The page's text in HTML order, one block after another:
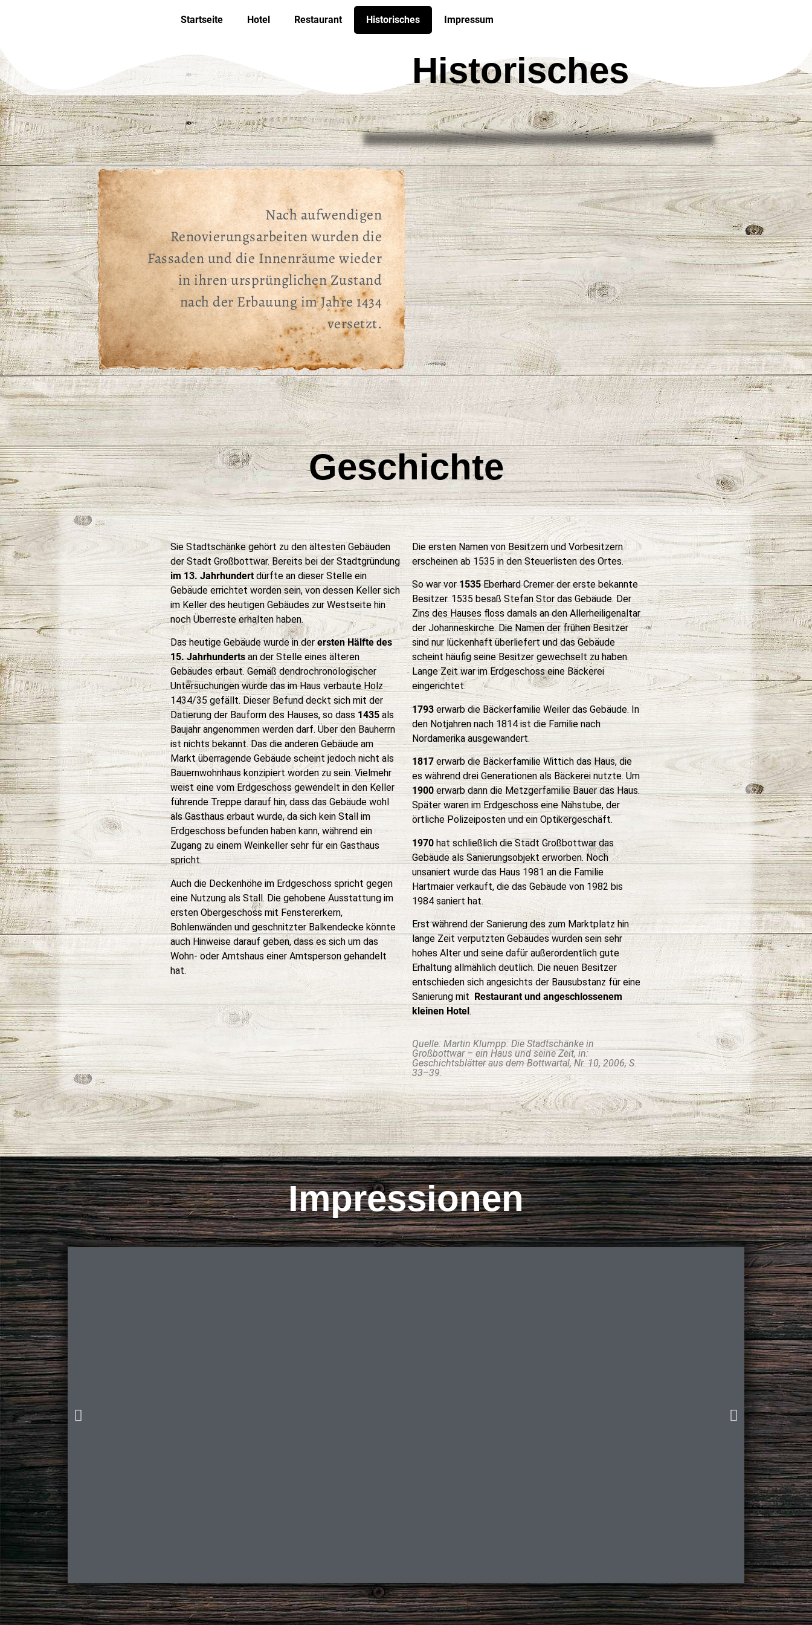
Startseite Hotel Restaurant Historisches Impressum
Historisches
Nach aufwendigen
Renovierungsarbeiten wurden die
Fassaden und die Innenräume wieder
in ihren ursprünglichen Zustand
nach der Erbauung im Jahre 1434
versetzt.
Geschichte
Sie Stadtschänke gehört zu den ältesten Gebäuden
der Stadt Großbottwar. Bereits bei der Stadtgründung
im 13. Jahrhundertdürfte an dieser Stelle ein
Gebäude errichtet worden sein, von dessen Keller sich
im Keller des heutigen Gebäudes zur Westseite hin
noch Überreste erhalten haben.
Das heutige Gebäude wurde in derersten Hälfte des
15. Jahrhundertsan der Stelle eines älteren
Gebäudes erbaut. Gemäß dendrochronologischer
Untersuchungen wurde das im Haus verbaute Holz
1434/35 gefällt. Dieser Befund deckt sich mit der
Datierung der Bauform des Hauses, so dass 1435 als
Baujahr angenommen werden darf. Über den Bauherrn
ist nichts bekannt. Das die anderen Gebäude am
Markt überragende Gebäude scheint jedoch nicht als
Bauernwohnhaus konzipiert worden zu sein. Vielmehr
weist eine vom Erdgeschoss gewendelt in den Keller
führende Treppe darauf hin, dass das Gebäude wohl
als Gasthaus erbaut wurde, da sich kein Stall im
Erdgeschoss befunden haben kann, während ein
Zugang zu einem Weinkeller sehr für ein Gasthaus
spricht.
Auch die Deckenhöhe im Erdgeschoss spricht gegen
eine Nutzung als Stall. Die gehobene Ausstattung im
ersten Obergeschoss mit Fenstererkern,
Bohlenwänden und geschnitzter Balkendecke könnte
auch Hinweise darauf geben, dass es sich um das
Wohn- oder Amtshaus einer Amtsperson gehandelt
hat.
Die ersten Namen von Besitzern und Vorbesitzern
erscheinen ab 1535 in den Steuerlisten des Ortes.
So war vor1535Eberhard Cremer der erste bekannte
Besitzer. 1535 besaß Stefan Stor das Gebäude. Der
Zins des Hauses floss damals an den Allerheiligenaltar
der Johanneskirche. Die Namen der frühen Besitzer
sind nur lückenhaft überliefert und das Gebäude
scheint häufig seine Besitzer gewechselt zu haben.
Lange Zeit war im Erdgeschoss eine Bäckerei
eingerichtet.
1793 erwarb die Bäckerfamilie Weiler das Gebäude. In
den Notjahren nach 1814 ist die Familie nach
Nordamerika ausgewandert.
1817 erwarb die Bäckerfamilie Wittich das Haus, die
es während drei Generationen als Bäckerei nutzte. Um
1900 erwarb dann die Metzgerfamilie Bauer das Haus.
Später waren im Erdgeschoss eine Nähstube, der
örtliche Polizeiposten und ein Optikergeschäft.
1970 hat schließlich die Stadt Großbottwar das
Gebäude als Sanierungsobjekt erworben. Noch
unsaniert wurde das Haus 1981 an die Familie
Hartmaier verkauft, die das Gebäude von 1982 bis
1984 saniert hat.
Erst während der Sanierung des zum Marktplatz hin
lange Zeit verputzten Gebäudes wurden sein sehr
hohes Alter und seine dafür außerordentlich gute
Erhaltung allmählich deutlich. Die neuen Besitzer
entschieden sich angesichts der Bausubstanz für eine
Sanierung mit Restaurant und angeschlossenem
kleinen Hotel.
Quelle: Martin Klumpp: Die Stadtschänke in
Großbottwar – ein Haus und seine Zeit, in:
Geschichtsblätter aus dem Bottwartal, Nr. 10, 2006, S.
33–39.
Impressionen